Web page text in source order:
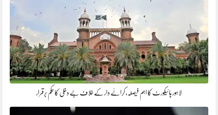
لاہور ہائیکورٹ کا اہم فیصلہ، کرائے دار کے خلاف بے دخلی کا حکم برقرار